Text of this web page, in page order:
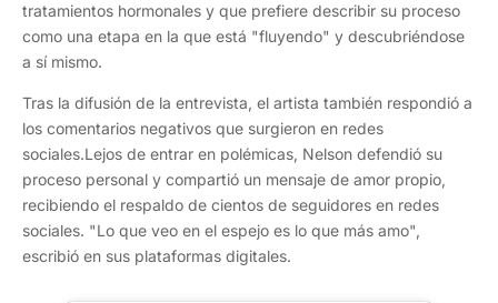
tratamientos hormonales y que prefiere describir su proceso
como una etapa en la que está "fluyendo" y descubriéndose
a sí mismo.
Tras la difusión de la entrevista, el artista también respondió a
los comentarios negativos que surgieron en redes
sociales.Lejos de entrar en polémicas, Nelson defendió su
proceso personal y compartió un mensaje de amor propio,
recibiendo el respaldo de cientos de seguidores en redes
sociales. "Lo que veo en el espejo es lo que más amo",
escribió en sus plataformas digitales.